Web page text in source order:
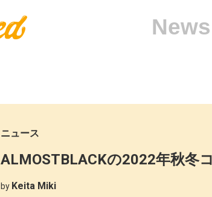
News
ニュース
ALMOSTBLACKの2022年秋冬
by Keita Miki